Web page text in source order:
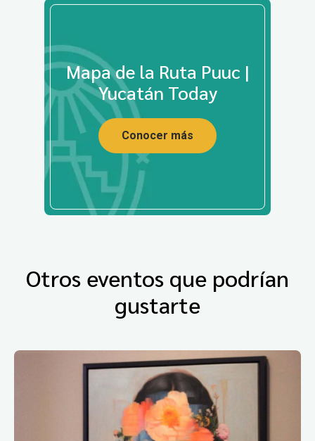
Mapa de la Ruta Puuc |
Yucatán Today
Conocer más
Otros eventos que podrían
gustarte